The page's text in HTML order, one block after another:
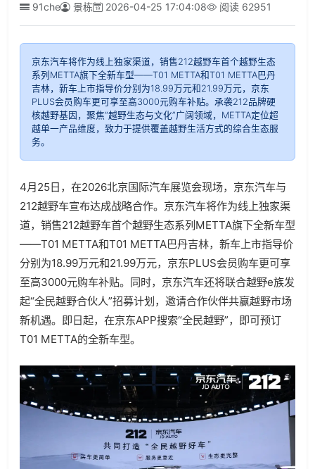
91che 景栋 2026-04-25 17:04:08 阅读 62951
京东汽车将作为线上独家渠道，销售212越野车首个越野生态
系列METTA旗下全新车型——T01 METTA和T01 METTA巴丹
吉林，新车上市指导价分别为18.99万元和21.99万元，京东
PLUS会员购车更可享至高3000元购车补贴。承袭212品牌硬
核越野基因，聚焦“越野生态与文化”广阔领域，METTA定位超
越单一产品维度，致力于提供覆盖越野生活方式的综合生态服
务。
4月25日，在2026北京国际汽车展览会现场，京东汽车与
212越野车宣布达成战略合作。京东汽车将作为线上独家渠
道，销售212越野车首个越野生态系列METTA旗下全新车型
——T01 METTA和T01 METTA巴丹吉林，新车上市指导价
分别为18.99万元和21.99万元，京东PLUS会员购车更可享
至高3000元购车补贴。同时，京东汽车还将联合越野e族发
起“全民越野合伙人”招募计划，邀请合作伙伴共赢越野市场
新机遇。即日起，在京东APP搜索“全民越野”，即可预订
T01 METTA的全新车型。